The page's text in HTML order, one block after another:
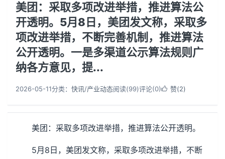
美团：采取多项改进举措，推进算法公
开透明。5月8日，美团发文称，采取多
项改进举措，不断完善机制，推进算法
公开透明。一是多渠道公示算法规则广
纳各方意见，提...
2026-05-11分类： 快讯/产业动态阅读(99)评论(0) 赞(2)
美团：采取多项改进举措，推进算法公开透明。
5月8日，美团发文称，采取多项改进举措，不断